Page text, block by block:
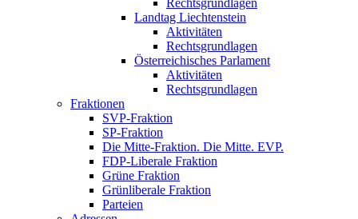
Rechtsgrundlagen
Landtag Liechtenstein
Aktivitäten
Rechtsgrundlagen
Österreichisches Parlament
Aktivitäten
Rechtsgrundlagen
Fraktionen
SVP-Fraktion
SP-Fraktion
Die Mitte-Fraktion. Die Mitte. EVP.
FDP-Liberale Fraktion
Grüne Fraktion
Grünliberale Fraktion
Parteien